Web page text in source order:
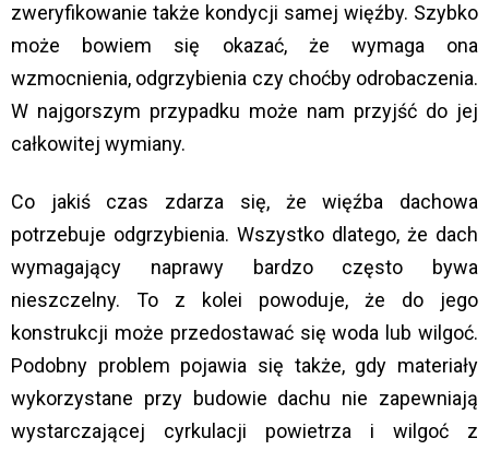
zweryfikowanie także kondycji samej więźby. Szybko
może bowiem się okazać, że wymaga ona
wzmocnienia, odgrzybienia czy choćby odrobaczenia.
W najgorszym przypadku może nam przyjść do jej
całkowitej wymiany.
Co jakiś czas zdarza się, że więźba dachowa
potrzebuje odgrzybienia. Wszystko dlatego, że dach
wymagający naprawy bardzo często bywa
nieszczelny. To z kolei powoduje, że do jego
konstrukcji może przedostawać się woda lub wilgoć.
Podobny problem pojawia się także, gdy materiały
wykorzystane przy budowie dachu nie zapewniają
wystarczającej cyrkulacji powietrza i wilgoć z